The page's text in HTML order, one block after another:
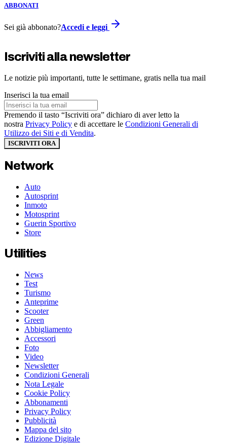
ABBONATI
Sei già abbonato?Accedi e leggi
Iscriviti alla newsletter
Le notizie più importanti, tutte le settimane, gratis nella tua mail
Inserisci la tua email
Premendo il tasto “Iscriviti ora” dichiaro di aver letto la
nostra Privacy Policy e di accettare le Condizioni Generali di
Utilizzo dei Siti e di Vendita.
ISCRIVITI ORA
Network
Auto
Autosprint
Inmoto
Motosprint
Guerin Sportivo
Store
Utilities
News
Test
Turismo
Anteprime
Scooter
Green
Abbigliamento
Accessori
Foto
Video
Newsletter
Condizioni Generali
Nota Legale
Cookie Policy
Abbonamenti
Privacy Policy
Pubblicità
Mappa del sito
Edizione Digitale